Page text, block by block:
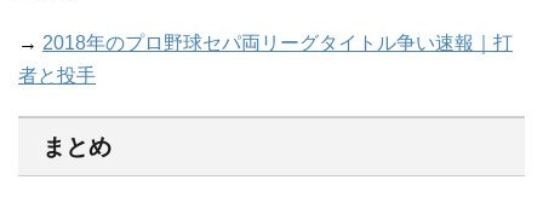
→ 2018年のプロ野球セパ両リーグタイトル争い速報｜打
者と投手
まとめ